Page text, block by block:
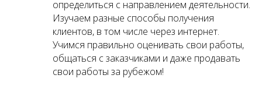
определиться с направлением деятельности.
Изучаем разные способы получения
клиентов, в том числе через интернет.
Учимся правильно оценивать свои работы,
общаться с заказчиками и даже продавать
свои работы за рубежом!